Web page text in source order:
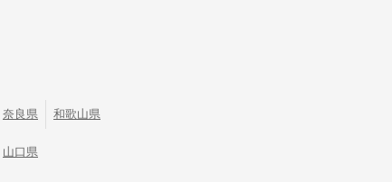
奈良県 和歌山県
山口県